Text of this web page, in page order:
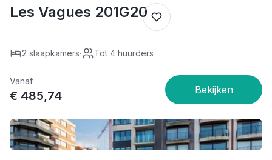
Les Vagues 201G20
2 slaapkamers· Tot 4 huurders
Vanaf
€ 485,74
4/5